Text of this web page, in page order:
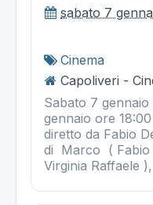
sabato 7
Cinema
Capoliveri -
Sabato 7
gennaio ore
diretto da Fabio
di Marco ( Fabio
Virginia Raffaele